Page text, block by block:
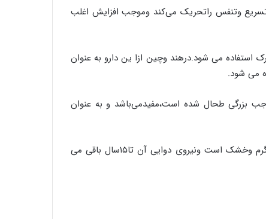
وتنفس راتحریک می‌کند وموجب افزایش اغلب
می شود.درهند وچین ازا ین دارو به عنوان
می شود.
بزرگی طحال شده است،مفیدمی‌باشد و به عنوان
دارچین ازنظر طبیعت برپایه نظرحکمای طب سنتی ایران وهند، گرم وخشک است ونیروی دوایی آن تا۱۵سال باقی می